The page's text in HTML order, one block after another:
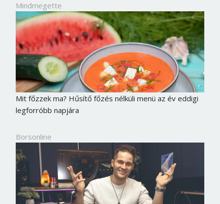
Mindmegette
Mit főzzek ma? Hűsítő főzés nélküli menü az év eddigi
legforróbb napjára
Borsonline